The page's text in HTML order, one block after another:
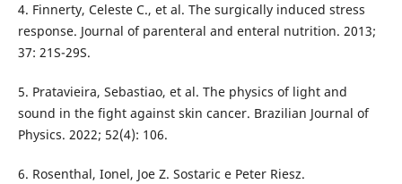
4. Finnerty, Celeste C., et al. The surgically induced stress
response. Journal of parenteral and enteral nutrition. 2013;
37: 21S-29S.
5. Pratavieira, Sebastiao, et al. The physics of light and
sound in the fight against skin cancer. Brazilian Journal of
Physics. 2022; 52(4): 106.
6. Rosenthal, Ionel, Joe Z. Sostaric e Peter Riesz.